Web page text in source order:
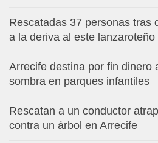
Rescatadas 37 personas tras
a la deriva al este lanzaroteño
Arrecife destina por fin dinero
sombra en parques infantiles
Rescatan a un conductor
contra un árbol en Arrecife